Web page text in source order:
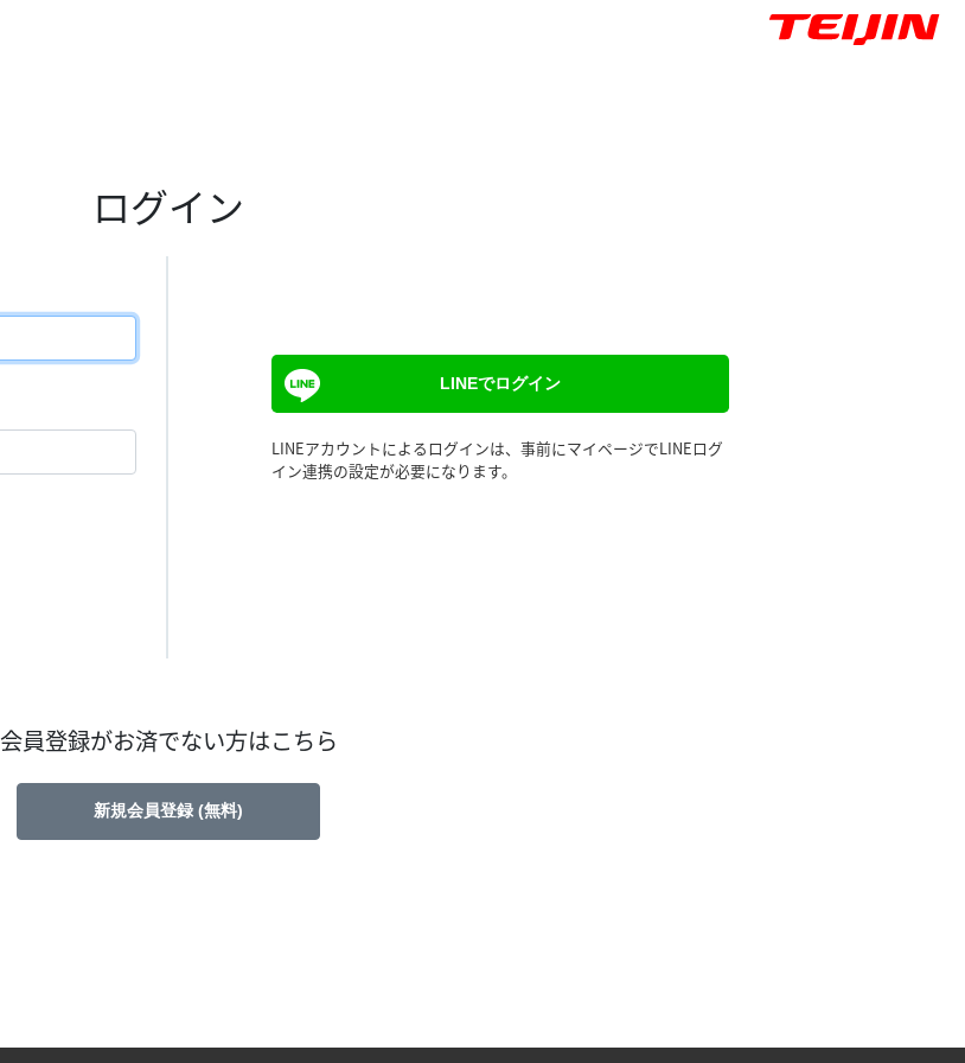
ログイン
LINEでログイン
LINEアカウントによるログインは、事前にマイページでLINEログ
イン連携の設定が必要になります。
会員登録がお済でない方はこちら
新規会員登録 (無料)